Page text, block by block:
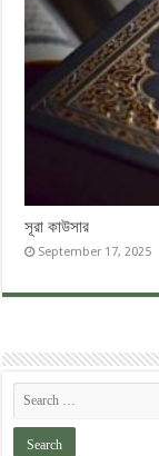
সূরা কাউসার
September 17, 2025